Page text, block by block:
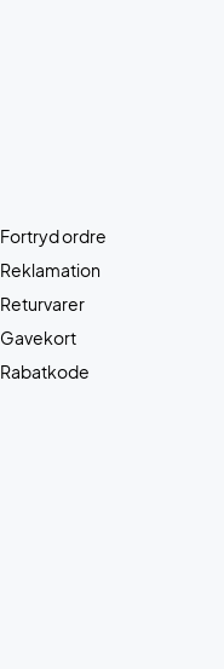
Fortryd ordre
Reklamation
Returvarer
Gavekort
Rabatkode